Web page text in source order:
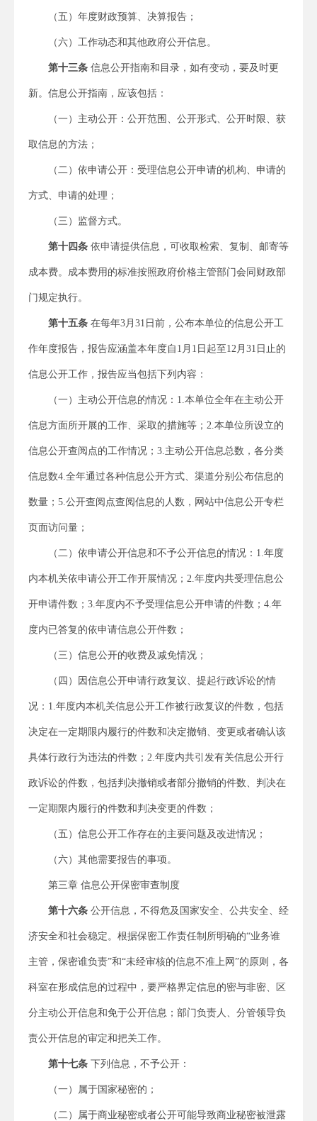
（五）年度财政预算、决算报告；
（六）工作动态和其他政府公开信息。
第十三条 信息公开指南和目录，如有变动，要及时更
新。信息公开指南，应该包括：
（一）主动公开：公开范围、公开形式、公开时限、获
取信息的方法；
（二）依申请公开：受理信息公开申请的机构、申请的
方式、申请的处理；
（三）监督方式。
第十四条 依申请提供信息，可收取检索、复制、邮寄等
成本费。成本费用的标准按照政府价格主管部门会同财政部
门规定执行。
第十五条 在每年3月31日前，公布本单位的信息公开工
作年度报告，报告应涵盖本年度自1月1日起至12月31日止的
信息公开工作，报告应当包括下列内容：
（一）主动公开信息的情况：1.本单位全年在主动公开
信息方面所开展的工作、采取的措施等；2.本单位所设立的
信息公开查阅点的工作情况；3.主动公开信息总数，各分类
信息数4.全年通过各种信息公开方式、渠道分别公布信息的
数量；5.公开查阅点查阅信息的人数，网站中信息公开专栏
页面访问量；
（二）依申请公开信息和不予公开信息的情况：1.年度
内本机关依申请公开工作开展情况；2.年度内共受理信息公
开申请件数；3.年度内不予受理信息公开申请的件数；4.年
度内已答复的依申请信息公开件数；
（三）信息公开的收费及减免情况；
（四）因信息公开申请行政复议、提起行政诉讼的情
况：1.年度内本机关信息公开工作被行政复议的件数，包括
决定在一定期限内履行的件数和决定撤销、变更或者确认该
具体行政行为违法的件数；2.年度内共引发有关信息公开行
政诉讼的件数，包括判决撤销或者部分撤销的件数、判决在
一定期限内履行的件数和判决变更的件数；
（五）信息公开工作存在的主要问题及改进情况；
（六）其他需要报告的事项。
第三章 信息公开保密审查制度
第十六条 公开信息，不得危及国家安全、公共安全、经
济安全和社会稳定。根据保密工作责任制所明确的“业务谁
主管，保密谁负责”和“未经审核的信息不准上网”的原则，各
科室在形成信息的过程中，要严格界定信息的密与非密、区
分主动公开信息和免于公开信息；部门负责人、分管领导负
责公开信息的审定和把关工作。
第十七条 下列信息，不予公开：
（一）属于国家秘密的；
（二）属于商业秘密或者公开可能导致商业秘密被泄露